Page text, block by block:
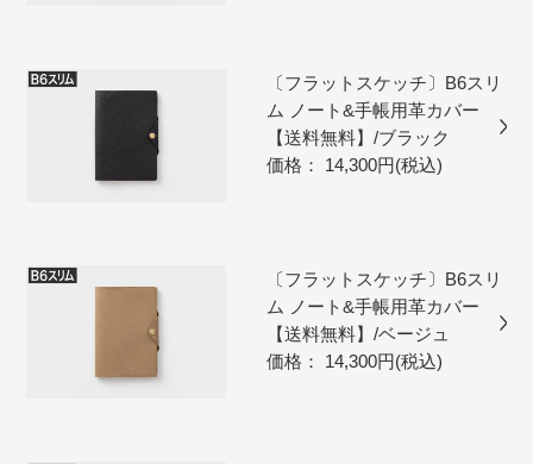
〔フラットスケッチ〕B6スリ
ム ノート&手帳用革カバー
【送料無料】/ブラック
価格： 14,300円(税込)
〔フラットスケッチ〕B6スリ
ム ノート&手帳用革カバー
【送料無料】/ベージュ
価格： 14,300円(税込)